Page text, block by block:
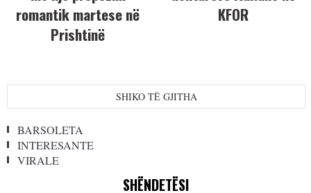
romantik martese në
Prishtinë
KFOR
SHIKO TË GJITHA
BARSOLETA
INTERESANTE
VIRALE
SHËNDETËSI